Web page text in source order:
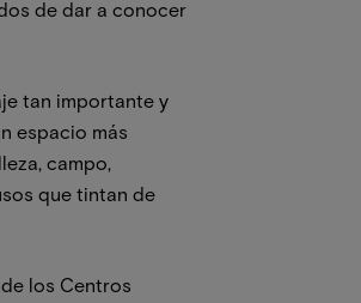
de dar a conocer
tan importante y
espacio más
campo,
que tintan de
los Centros